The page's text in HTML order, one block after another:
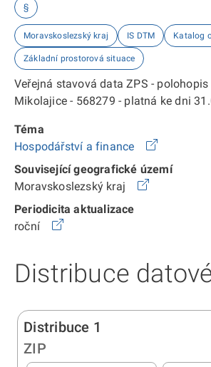
§
Moravskoslezský kraj IS DTM Katalog
Základní prostorová situace
Veřejná stavová data ZPS - polohopis
Mikolajice - 568279 - platná ke dni
Téma
Hospodářství a finance
Související geografické území
Moravskoslezský kraj
Periodicita aktualizace
roční
Distribuce
Distribuce 1
ZIP